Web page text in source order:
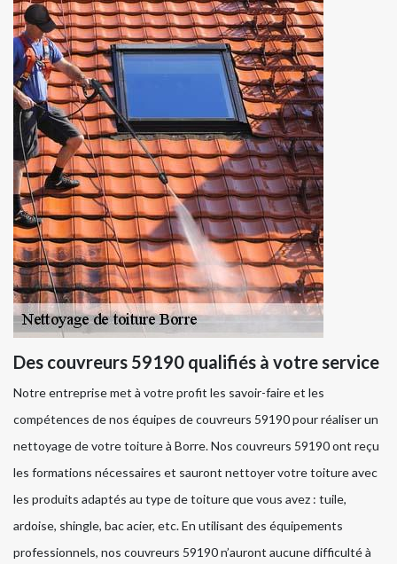
Des couvreurs 59190 qualifiés à votre service
Notre entreprise met à votre profit les savoir-faire et les
compétences de nos équipes de couvreurs 59190 pour réaliser un
nettoyage de votre toiture à Borre. Nos couvreurs 59190 ont reçu
les formations nécessaires et sauront nettoyer votre toiture avec
les produits adaptés au type de toiture que vous avez : tuile,
ardoise, shingle, bac acier, etc. En utilisant des équipements
professionnels, nos couvreurs 59190 n’auront aucune difficulté à